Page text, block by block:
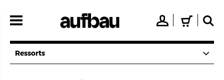
zum
👤 🛒 🔍
Ressorts